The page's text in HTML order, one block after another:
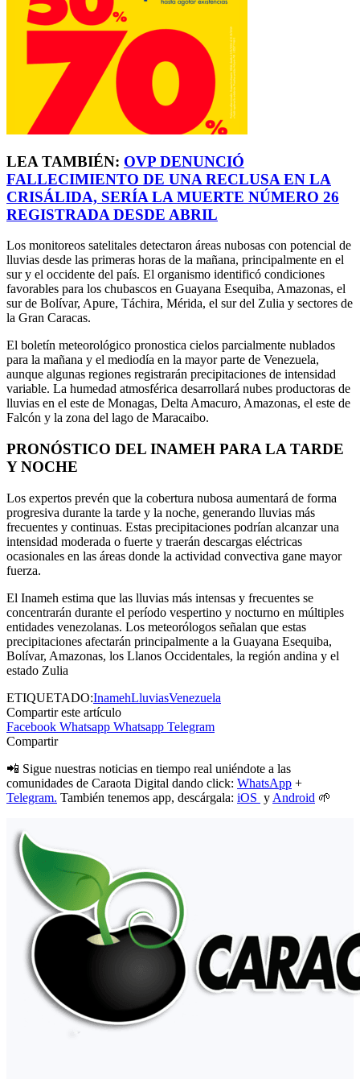
LEA TAMBIÉN: OVP DENUNCIÓ
FALLECIMIENTO DE UNA RECLUSA EN LA
CRISÁLIDA, SERÍA LA MUERTE NÚMERO 26
REGISTRADA DESDE ABRIL
Los monitoreos satelitales detectaron áreas nubosas con potencial de
lluvias desde las primeras horas de la mañana, principalmente en el
sur y el occidente del país. El organismo identificó condiciones
favorables para los chubascos en Guayana Esequiba, Amazonas, el
sur de Bolívar, Apure, Táchira, Mérida, el sur del Zulia y sectores de
la Gran Caracas.
El boletín meteorológico pronostica cielos parcialmente nublados
para la mañana y el mediodía en la mayor parte de Venezuela,
aunque algunas regiones registrarán precipitaciones de intensidad
variable. La humedad atmosférica desarrollará nubes productoras de
lluvias en el este de Monagas, Delta Amacuro, Amazonas, el este de
Falcón y la zona del lago de Maracaibo.
PRONÓSTICO DEL INAMEH PARA LA TARDE
Y NOCHE
Los expertos prevén que la cobertura nubosa aumentará de forma
progresiva durante la tarde y la noche, generando lluvias más
frecuentes y continuas. Estas precipitaciones podrían alcanzar una
intensidad moderada o fuerte y traerán descargas eléctricas
ocasionales en las áreas donde la actividad convectiva gane mayor
fuerza.
El Inameh estima que las lluvias más intensas y frecuentes se
concentrarán durante el período vespertino y nocturno en múltiples
entidades venezolanas. Los meteorólogos señalan que estas
precipitaciones afectarán principalmente a la Guayana Esequiba,
Bolívar, Amazonas, los Llanos Occidentales, la región andina y el
estado Zulia
ETIQUETADO:InamehLluviasVenezuela
Compartir este artículo
Facebook Whatsapp Whatsapp Telegram
Compartir
📲 Sigue nuestras noticias en tiempo real uniéndote a las
comunidades de Caraota Digital dando click: WhatsApp +
Telegram. También tenemos app, descárgala: iOS y Android 🌱